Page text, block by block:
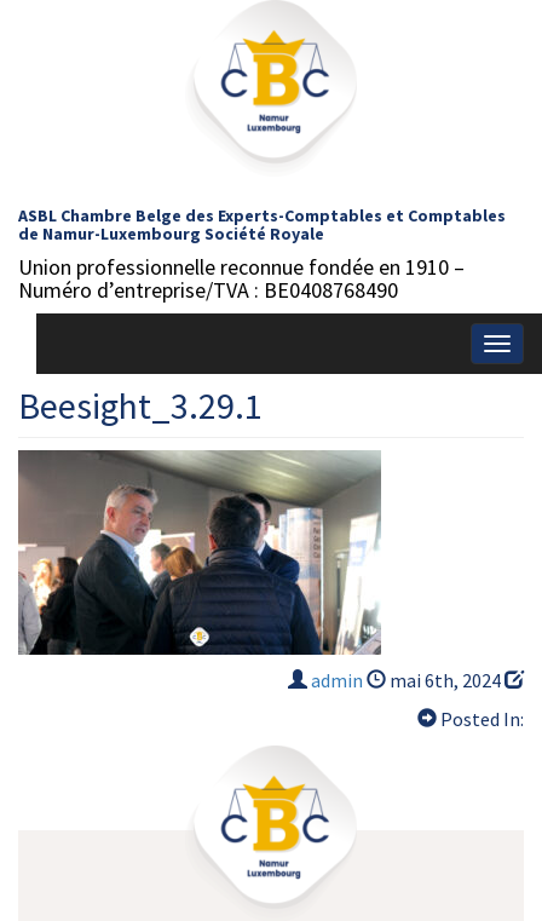
ASBL Chambre Belge des Experts-Comptables et Comptables
de Namur-Luxembourg Société Royale
Union professionnelle reconnue fondée en 1910 –
Numéro d’entreprise/TVA : BE0408768490
Beesight_3.29.1
admin
mai 6th, 2024
Posted In: